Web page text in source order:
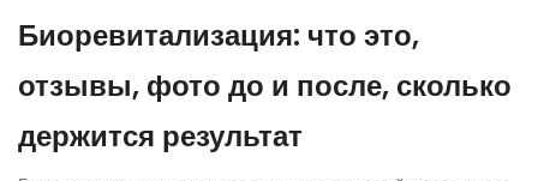
Биоревитализация: что это,
отзывы, фото до и после, сколько
держится результат